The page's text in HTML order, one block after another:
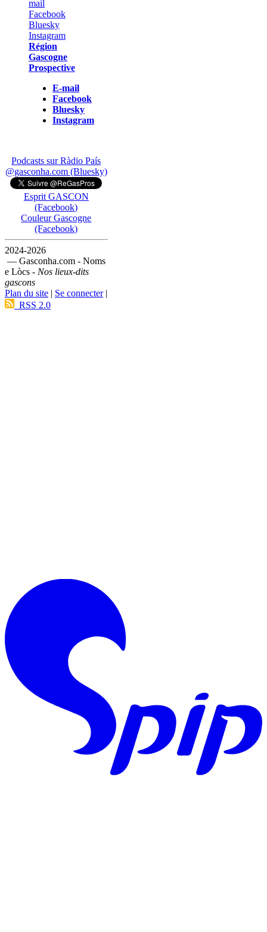
Région
Gascogne
Prospective
E-mail
Facebook
Bluesky
Instagram
Podcasts sur Ràdio País
@gasconha.com (Bluesky)
Esprit GASCON
(Facebook)
Couleur Gascogne
(Facebook)
2024-2026
— Gasconha.com - Noms
e Lòcs - Nos lieux-dits
gascons
Plan du site | Se connecter|
RSS 2.0